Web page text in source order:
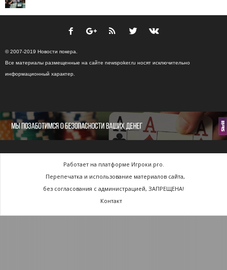
© 2007-2019 Новости покера.
Все материалы размещенные на сайте newspoker.ru носят исключительно
информационный характер.
Работает на платформе Игроки.pro.
Перепечатка и использование материалов сайта,
без согласования с администрацией, ЗАПРЕЩЕНА!
Контакт